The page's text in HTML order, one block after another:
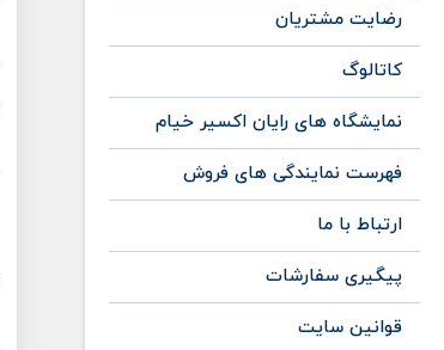
رضایت مشتریان
کاتالوگ
نمایشگاه های رایان اکسیر خیام
فهرست نمایندگی های فروش
ارتباط با ما
پیگیری سفارشات
قوانین سایت